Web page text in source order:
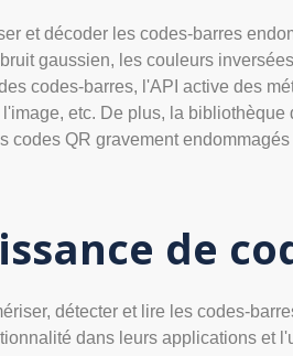
et décoder les codes-barres
gaussien, les couleurs
codes-barres, l'API active des
etc. De plus, la bibliothèque
QR gravement
de
détecter et lire les codes-
dans leurs applications et